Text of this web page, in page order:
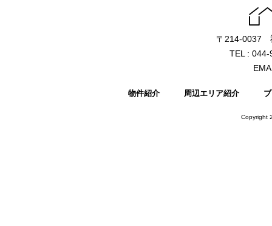
〒214-0037
TEL :
物件紹介 周辺エリア紹介
Copyright